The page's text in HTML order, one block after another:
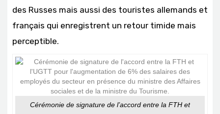
des Russes mais aussi des touristes allemands et
français qui enregistrent un retour timide mais
perceptible.
Cérémonie de signature de l’accord entre la FTH et